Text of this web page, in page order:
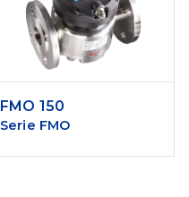
FMO 150
Serie FMO